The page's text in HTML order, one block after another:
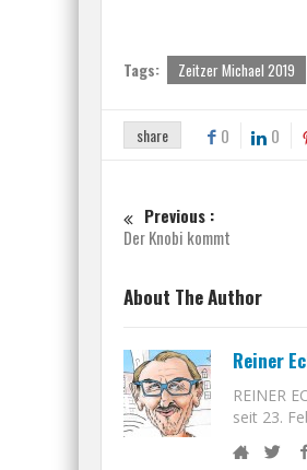
Tags: Zeitzer Michael 2019
share 0 0
Previous :
Der Knobi kommt
About The Author
Reiner
REINER
seit 23.